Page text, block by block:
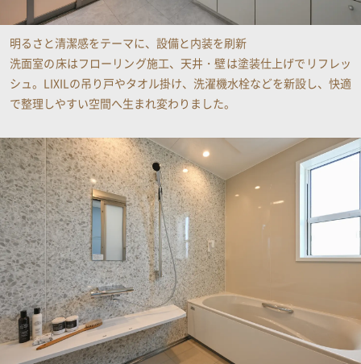
明るさと清潔感をテーマに、設備と内装を刷新
洗面室の床はフローリング施工、天井・壁は塗装仕上げでリフレッ
シュ。LIXILの吊り戸やタオル掛け、洗濯機水栓などを新設し、快適
で整理しやすい空間へ生まれ変わりました​。